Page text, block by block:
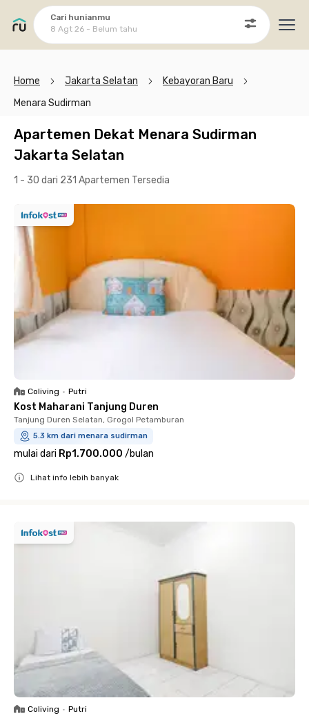
Cari hunianmu
8 Agt 26 - Belum tahu
Home Jakarta Selatan
Kebayoran Baru
Menara Sudirman
Apartemen Dekat Menara Sudirman
Jakarta Selatan
1 - 30 dari 231 Apartemen Tersedia
Coliving • Putri
Kost Maharani Tanjung Duren
Tanjung Duren Selatan, Grogol Petamburan
5.3 km dari menara sudirman
mulai dari Rp1.700.000 /bulan
Lihat info lebih banyak
Coliving • Putri